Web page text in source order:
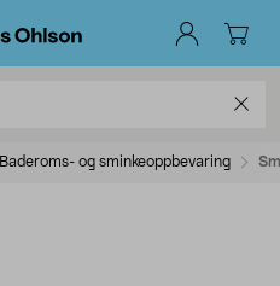
Baderoms- og sminkeoppbevaring